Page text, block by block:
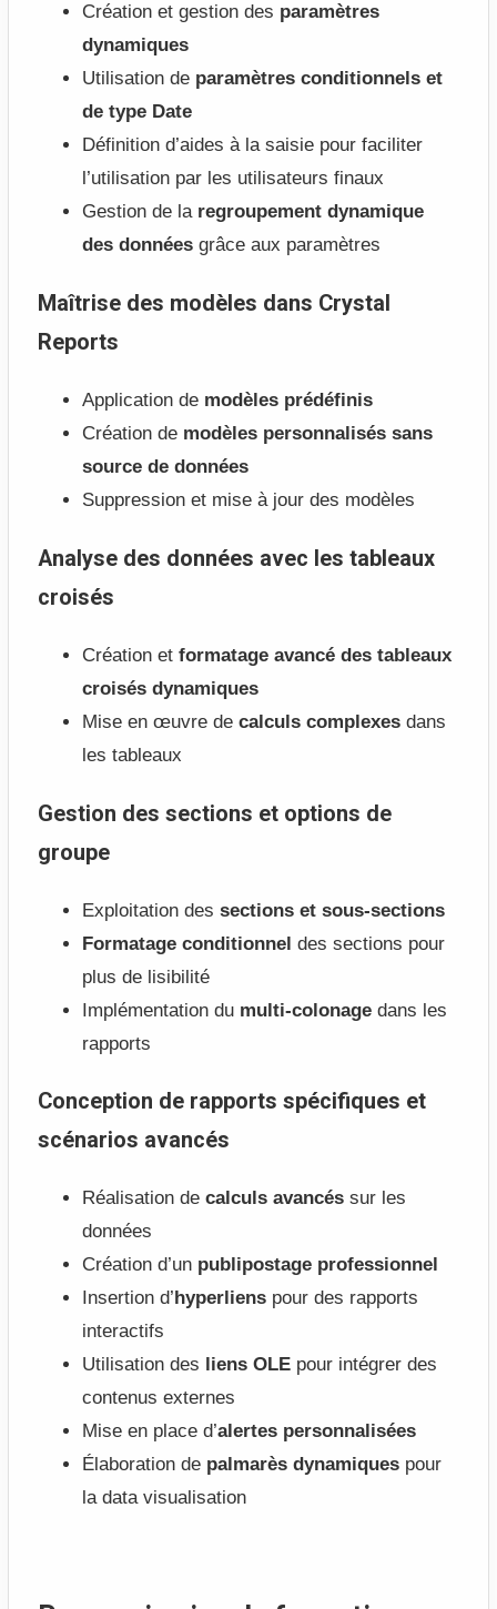
Création et gestion des paramètres
dynamiques
Utilisation de paramètres conditionnels et
de type Date
Définition d’aides à la saisie pour faciliter
l’utilisation par les utilisateurs finaux
Gestion de la regroupement dynamique
des donnéesgrâce aux paramètres
Maîtrise des modèles dans Crystal
Reports
Application de modèles prédéfinis
Création de modèles personnalisés sans
source de données
Suppression et mise à jour des modèles
Analyse des données avec les tableaux
croisés
Création et formatage avancé des tableaux
croisés dynamiques
Mise en œuvre de calculs complexesdans
les tableaux
Gestion des sections et options de
groupe
Exploitation des sections et sous-sections
Formatage conditionnel des sections pour
plus de lisibilité
Implémentation du multi-colonagedans les
rapports
Conception de rapports spécifiques et
scénarios avancés
Réalisation de calculs avancéssur les
données
Création d’un publipostage professionnel
Insertion d’ hyperlienspour des rapports
interactifs
Utilisation des
liens OLEpour intégrer des
contenus externes
Mise en place d’alertes personnalisées
Élaboration de palmarès dynamiquespour
la data visualisation